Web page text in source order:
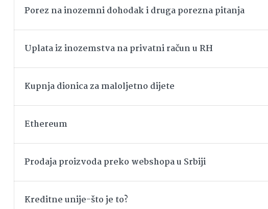
Porez na inozemni dohodak i druga porezna pitanja
Uplata iz inozemstva na privatni račun u RH
Kupnja dionica za maloljetno dijete
Ethereum
Prodaja proizvoda preko webshopa u Srbiji
Kreditne unije-što je to?